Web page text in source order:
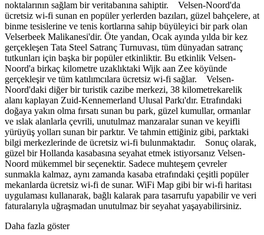
noktalarının sağlam bir veritabanına sahiptir. Velsen-Noord'da
ücretsiz wi-fi sunan en popüler yerlerden bazıları, güzel bahçelere, at
binme tesislerine ve tenis kortlarına sahip büyüleyici bir park olan
Velserbeek Malikanesi'dir. Öte yandan, Ocak ayında yılda bir kez
gerçekleşen Tata Steel Satranç Turnuvası, tüm dünyadan satranç
tutkunları için başka bir popüler etkinliktir. Bu etkinlik Velsen-
Noord'a birkaç kilometre uzaklıktaki Wijk aan Zee köyünde
gerçekleşir ve tüm katılımcılara ücretsiz wi-fi sağlar. Velsen-
Noord'daki diğer bir turistik cazibe merkezi, 38 kilometrekarelik
alanı kaplayan Zuid-Kennemerland Ulusal Parkı'dır. Etrafındaki
doğaya yakın olma fırsatı sunan bu park, güzel kumullar, ormanlar
ve ıslak alanlarla çevrili, unutulmaz manzaralar sunan ve keyifli
yürüyüş yolları sunan bir parktır. Ve tahmin ettiğiniz gibi, parktaki
bilgi merkezlerinde de ücretsiz wi-fi bulunmaktadır. Sonuç olarak,
güzel bir Hollanda kasabasına seyahat etmek istiyorsanız Velsen-
Noord mükemmel bir seçenektir. Sadece muhteşem çevreler
sunmakla kalmaz, aynı zamanda kasaba etrafındaki çeşitli popüler
mekanlarda ücretsiz wi-fi de sunar. WiFi Map gibi bir wi-fi haritası
uygulaması kullanarak, bağlı kalarak para tasarrufu yapabilir ve veri
faturalarıyla uğraşmadan unutulmaz bir seyahat yaşayabilirsiniz.
Daha fazla göster